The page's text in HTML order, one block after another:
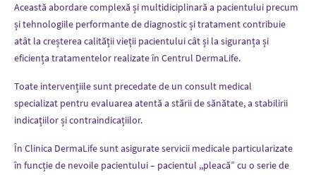
Această abordare complexă și multidiciplinară a pacientului precum
și tehnologiile performante de diagnostic și tratament contribuie
atât la creșterea calității vieții pacientului cât și la siguranța și
eficiența tratamentelor realizate în Centrul DermaLife.
Toate intervențiile sunt precedate de un consult medical
specializat pentru evaluarea atentă a stării de sănătate, a stabilirii
indicațiilor și contraindicațiilor.
În Clinica DermaLife sunt asigurate servicii medicale particularizate
în funcție de nevoile pacientului – pacientul ,,pleacă” cu o serie de